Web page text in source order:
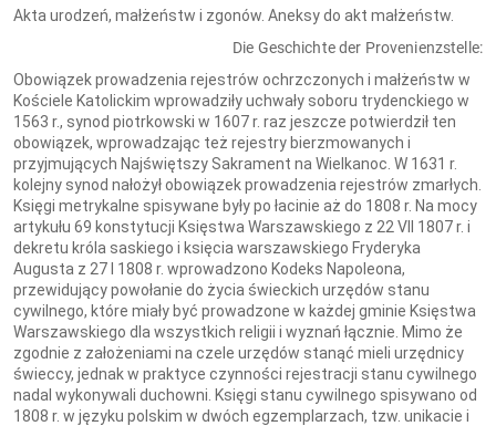
Akta urodzeń, małżeństw i zgonów. Aneksy do akt małżeństw.
Die Geschichte der Provenienzstelle:
Obowiązek prowadzenia rejestrów ochrzczonych i małżeństw w
Kościele Katolickim wprowadziły uchwały soboru trydenckiego w
1563 r., synod piotrkowski w 1607 r. raz jeszcze potwierdził ten
obowiązek, wprowadzając też rejestry bierzmowanych i
przyjmujących Najświętszy Sakrament na Wielkanoc. W 1631 r.
kolejny synod nałożył obowiązek prowadzenia rejestrów zmarłych.
Księgi metrykalne spisywane były po łacinie aż do 1808 r. Na mocy
artykułu 69 konstytucji Księstwa Warszawskiego z 22 VII 1807 r. i
dekretu króla saskiego i księcia warszawskiego Fryderyka
Augusta z 27 I 1808 r. wprowadzono Kodeks Napoleona,
przewidujący powołanie do życia świeckich urzędów stanu
cywilnego, które miały być prowadzone w każdej gminie Księstwa
Warszawskiego dla wszystkich religii i wyznań łącznie. Mimo że
zgodnie z założeniami na czele urzędów stanąć mieli urzędnicy
świeccy, jednak w praktyce czynności rejestracji stanu cywilnego
nadal wykonywali duchowni. Księgi stanu cywilnego spisywano od
1808 r. w języku polskim w dwóch egzemplarzach, tzw. unikacie i